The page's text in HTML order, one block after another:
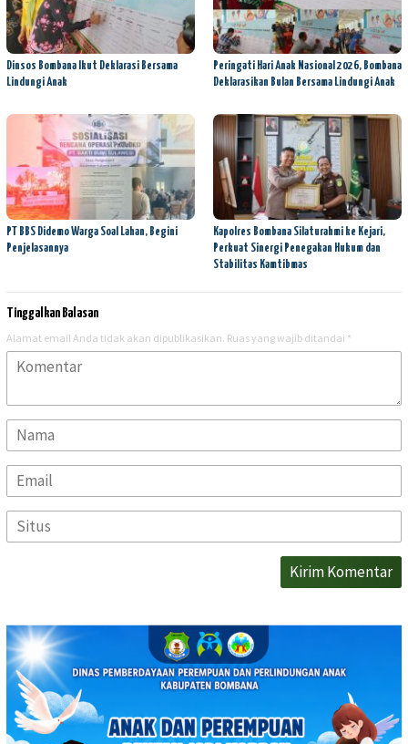
Dinsos Bombana Ikut Deklarasi Bersama
Lindungi Anak
Peringati Hari Anak Nasional 2026, Bombana
Deklarasikan Bulan Bersama Lindungi Anak
PT BBS Didemo Warga Soal Lahan, Begini
Penjelasannya
Kapolres Bombana Silaturahmi ke Kejari,
Perkuat Sinergi Penegakan Hukum dan
Stabilitas Kamtibmas
Tinggalkan Balasan
Alamat email Anda tidak akan dipublikasikan. Ruas yang wajib ditandai *